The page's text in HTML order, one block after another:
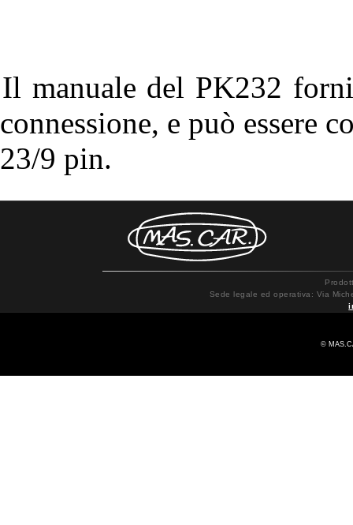
Il manuale del PK232
connessione, e può essere
23/9 pin.
Sede legale ed operativa: Via
©